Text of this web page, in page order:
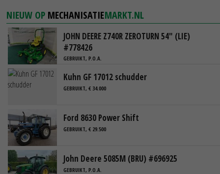
NIEUW OP MECHANISATIEMARKT.NL
JOHN DEERE Z740R ZEROTURN 54" (LIE)
#778426
GEBRUIKT, P.O.A.
Kuhn GF 17012 schudder
GEBRUIKT, € 34.000
Ford 8630 Power Shift
GEBRUIKT, € 29.500
John Deere 5085M (BRU) #696925
GEBRUIKT, P.O.A.